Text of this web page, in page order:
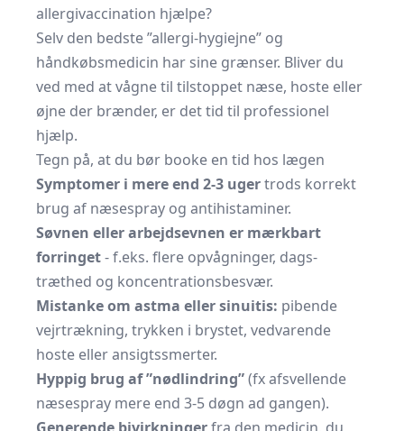
allergivaccination hjælpe?
Selv den bedste ”allergi‐hygiejne” og
håndkøbsmedicin har sine grænser. Bliver du
ved med at vågne til tilstoppet næse, hoste eller
øjne der brænder, er det tid til professionel
hjælp.
Tegn på, at du bør booke en tid hos lægen
Symptomer i mere end 2-3 ugertrods korrekt
brug af næsespray og antihistaminer.
Søvnen eller arbejdsevnen er mærkbart
forringet- f.eks. flere opvågninger, dags­
træthed og koncentrations­besvær.
Mistanke om astma eller sinuitis: pibende
vejrtrækning, trykken i brystet, vedvarende
hoste eller ansigtssmerter.
Hyppig brug af ”nødlindring”(fx afsvellende
næsespray mere end 3-5 døgn ad gangen).